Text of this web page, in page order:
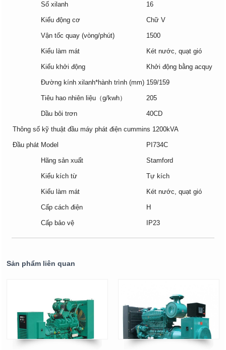
Số xilanh 16
Kiểu động cơ Chữ V
Vận tốc quay (vòng/phút) 1500
Kiểu làm mát Két nước, quạt gió
Kiểu khởi động Khởi động bằng acquy
Đường kính xilanh*hành trình (mm) 159/159
Tiêu hao nhiên liệu（g/kwh） 205
Dầu bôi trơn 40CD
Thông số kỹ thuật đầu máy phát điện cummins 1200kVA
Đầu phát Model PI734C
Hãng sản xuất Stamford
Kiểu kích từ Tự kích
Kiểu làm mát Két nước, quạt gió
Cấp cách điện H
Cấp bảo vệ IP23
Sản phẩm liên quan